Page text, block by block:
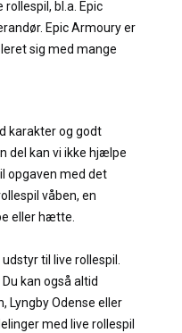
bl.a. Epic
Epic Armoury er
sig med mange
karakter og godt
del kan vi ikke hjælpe
opgaven med det
våben, en
eller hætte.
til live rollespil.
kan også altid
Lyngby Odense eller
med live rollespil